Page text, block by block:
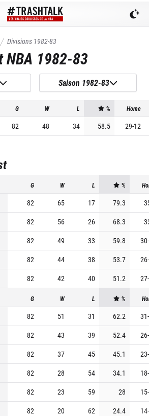
Divisions 1982-83
NBA 1982-83
Saison 1982-83
G W L % Home
82 48 34 58.5 29-12
G W L %
82 65 17 79.3
82 56 26 68.3
82 49 33 59.8 30-
82 44 38 53.7 26-
82 42 40 51.2 27-
G W L %
82 51 31 62.2 31-
82 43 39 52.4 26-
82 37 45 45.1 23-
82 28 54 34.1 18-
82 23 59 28 15-
82 20 62 24.4 14-